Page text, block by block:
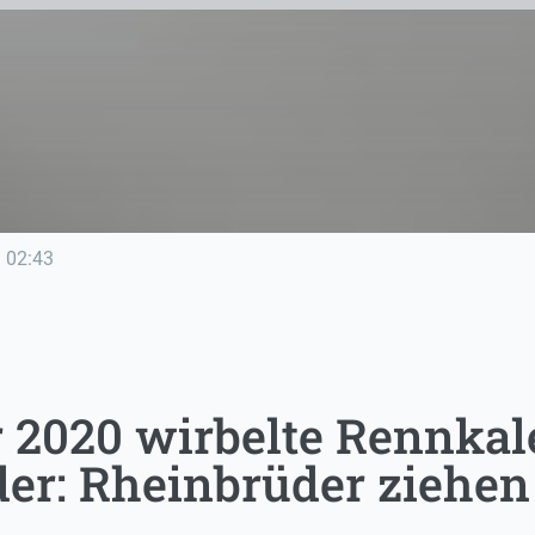
02:43
wirbelte
Rheinbrüder